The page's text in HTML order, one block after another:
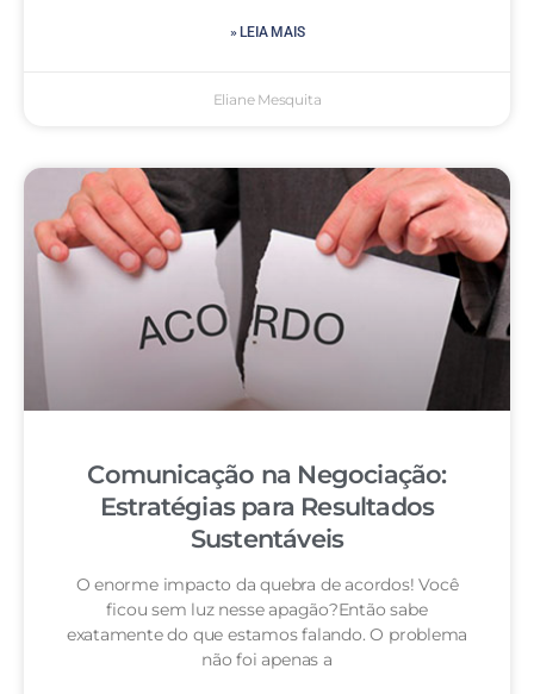
» LEIA MAIS
Eliane Mesquita
Comunicação na Negociação:
Estratégias para Resultados
Sustentáveis
O enorme impacto da quebra de acordos! Você
ficou sem luz nesse apagão?Então sabe
exatamente do que estamos falando. O problema
não foi apenas a